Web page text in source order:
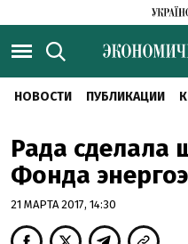
НОВОСТИ ПУБЛИКАЦИИ
Рада сделала
Фонда
21 МАРТА 2017, 14:30